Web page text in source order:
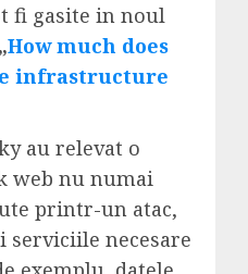
fi gasite in noul
„How much does
infrastructure
au relevat o
web nu numai
printr-un atac,
serviciile necesare